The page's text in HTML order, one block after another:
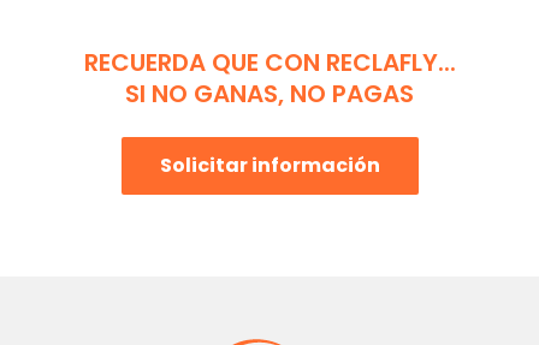
RECUERDA QUE CON RECLAFLY...
SI NO GANAS, NO PAGAS
Solicitar información